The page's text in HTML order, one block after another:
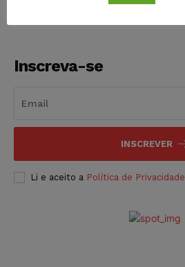
Inscreva-se
INSCREVER
Li e aceito a Política de Privacidade